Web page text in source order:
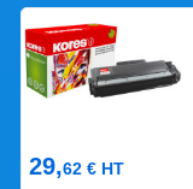
29,62 € HT